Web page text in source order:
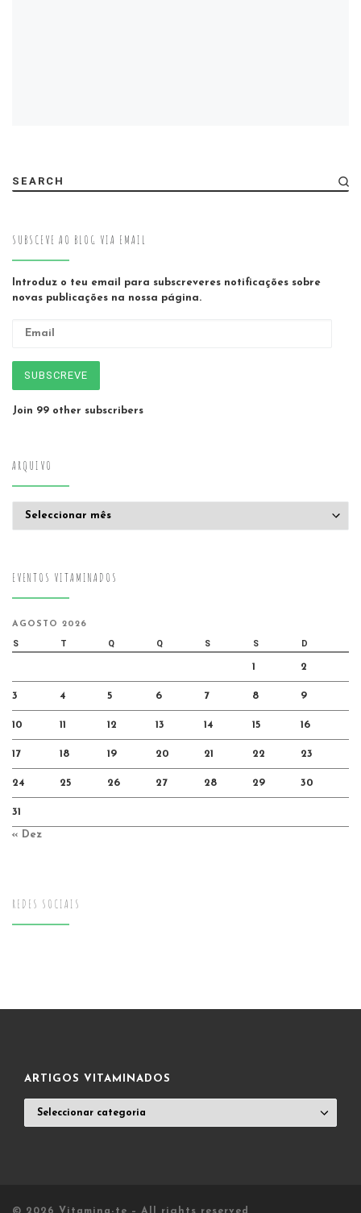
SEARCH
SUBSCEVE AO BLOG VIA EMAIL
Introduz o teu email para subscreveres notificações sobre
novas publicações na nossa página.
SUBSCREVE
Join 99 other subscribers
ARQUIVO
EVENTOS VITAMINADOS
AGOSTO 2026
S T Q Q S S D
1 2
3 4 5 6 7 8 9
10 11 12 13 14 15 16
17 18 19 20 21 22 23
24 25 26 27 28 29 30
31
« Dez
REDES SOCIAIS
ARTIGOS VITAMINADOS
VITAMINADOS